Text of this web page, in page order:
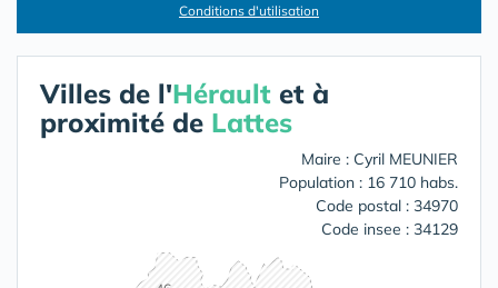
Conditions d'utilisation
Villes de l'Hérault et à
proximité de Lattes
Maire : Cyril MEUNIER
Population : 16 710 habs.
Code postal : 34970
Code insee : 34129